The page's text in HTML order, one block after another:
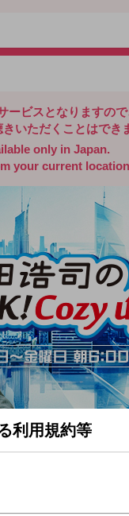
ービスとなりますので
いただくことはでき
only in Japan.
your current
利用規約等